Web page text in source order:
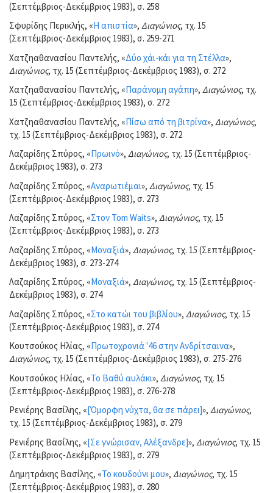
(Σεπτέμβριος-Δεκέμβριος 1983), σ. 258
Σφυρίδης Περικλής, «Η απιστία», Διαγώνιος, τχ. 15
(Σεπτέμβριος-Δεκέμβριος 1983), σ. 259-271
Χατζηαθανασίου Παντελής, «Δύο χάι-κάι για τη Στέλλα»,
Διαγώνιος, τχ. 15 (Σεπτέμβριος-Δεκέμβριος 1983), σ. 272
Χατζηαθανασίου Παντελής, «Παράνομη αγάπη», Διαγώνιος, τχ.
15 (Σεπτέμβριος-Δεκέμβριος 1983), σ. 272
Χατζηαθανασίου Παντελής, «Πίσω από τη βιτρίνα», Διαγώνιος,
τχ. 15 (Σεπτέμβριος-Δεκέμβριος 1983), σ. 272
Λαζαρίδης Σπύρος, «Πρωινό», Διαγώνιος, τχ. 15 (Σεπτέμβριος-
Δεκέμβριος 1983), σ. 273
Λαζαρίδης Σπύρος, «Αναρωτιέμαι», Διαγώνιος, τχ. 15
(Σεπτέμβριος-Δεκέμβριος 1983), σ. 273
Λαζαρίδης Σπύρος, «Στον Tom Waits», Διαγώνιος, τχ. 15
(Σεπτέμβριος-Δεκέμβριος 1983), σ. 273
Λαζαρίδης Σπύρος, «Μοναξιά», Διαγώνιος, τχ. 15 (Σεπτέμβριος-
Δεκέμβριος 1983), σ. 273-274
Λαζαρίδης Σπύρος, «Μοναξιά», Διαγώνιος, τχ. 15 (Σεπτέμβριος-
Δεκέμβριος 1983), σ. 274
Λαζαρίδης Σπύρος, «Στο κατώι του βιβλίου», Διαγώνιος, τχ. 15
(Σεπτέμβριος-Δεκέμβριος 1983), σ. 274
Κουτσούκος Ηλίας, «Πρωτοχρονιά '46 στην Ανδρίτσαινα»,
Διαγώνιος, τχ. 15 (Σεπτέμβριος-Δεκέμβριος 1983), σ. 275-276
Κουτσούκος Ηλίας, «Το Βαθύ αυλάκι», Διαγώνιος, τχ. 15
(Σεπτέμβριος-Δεκέμβριος 1983), σ. 276-278
Ρενιέρης Βασίλης, «[Όμορφη νύχτα, θα σε πάρει]», Διαγώνιος,
τχ. 15 (Σεπτέμβριος-Δεκέμβριος 1983), σ. 279
Ρενιέρης Βασίλης, «[Σε γνώρισαν, Αλέξανδρε]», Διαγώνιος, τχ. 15
(Σεπτέμβριος-Δεκέμβριος 1983), σ. 279
Δημητράκης Βασίλης, «Το κουδούνι μου», Διαγώνιος, τχ. 15
(Σεπτέμβριος-Δεκέμβριος 1983), σ. 280